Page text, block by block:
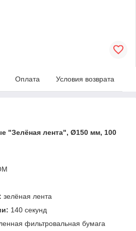
Оплата Условия возврата
"Зелёная лента", Ø150 мм, 100
зелёная лента
140 секунд
фильтровальная бумага